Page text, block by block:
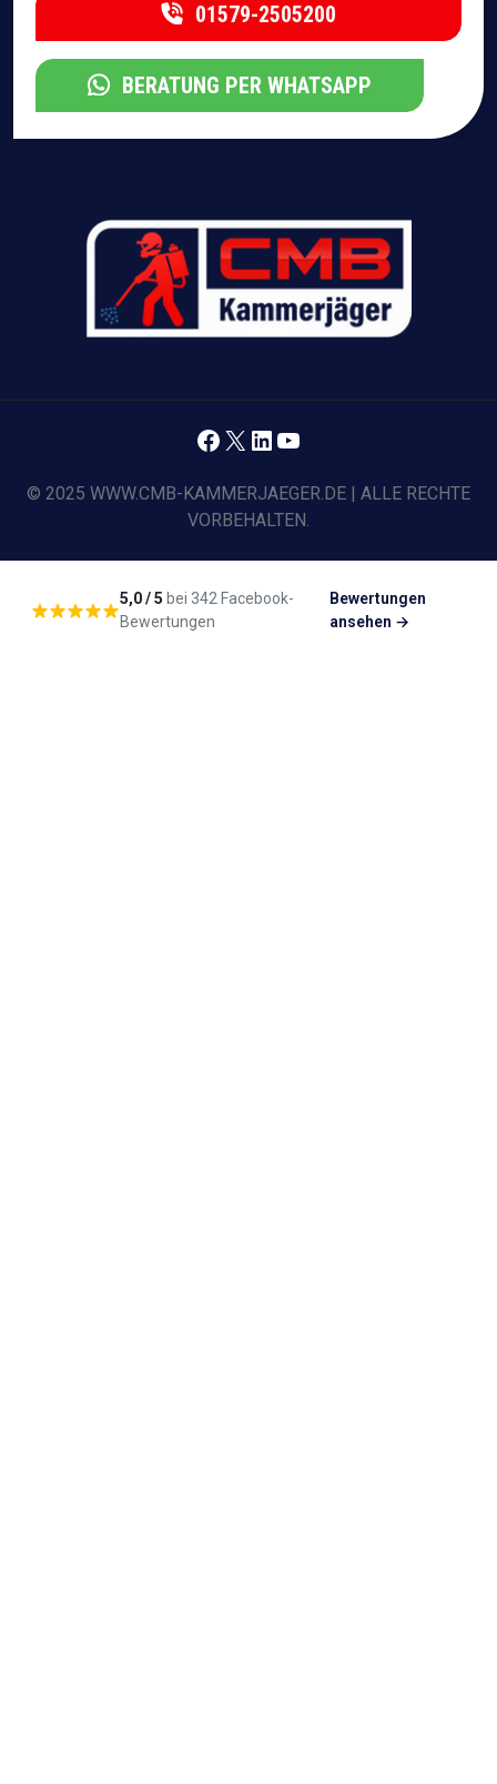
01579-2505200
BERATUNG PER WHATSAPP
© 2025 WWW.CMB-KAMMERJAEGER.DE | ALLE RECHTE
VORBEHALTEN.
Facebook
X LinkedIn
YouTube
5,0 / 5 bei 342 Facebook-
Bewertungen
Bewertungen
ansehen →